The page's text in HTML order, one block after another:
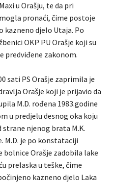
u Orašju, te da pri
pronaći, čime postoje
kazneno djelo Utaja. Po
OKP PU Orašje koji su
predviđene zakonom.
sati PS Orašje zaprimila je
Orašje koji je prijavio da
M.D. rođena 1983.godine
u predjelu desnog oka koju
njenog brata M.K.
M.D. je po konstataciji
bolnice Orašje zadobila lake
prelaska u teške, čime
kazneno djelo Laka